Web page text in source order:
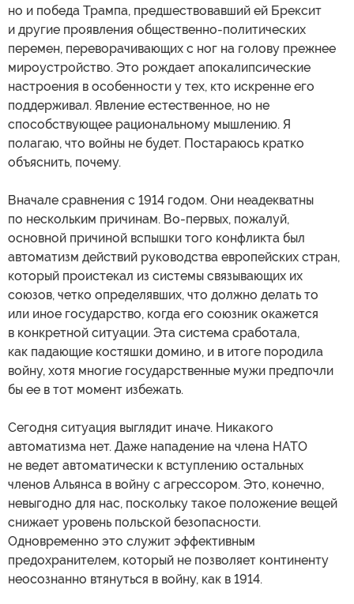
но и победа Трампа, предшествовавший ей Брексит
и другие проявления общественно-политических
перемен, переворачивающих с ног на голову прежнее
мироустройство. Это рождает апокалипсические
настроения в особенности у тех, кто искренне его
поддерживал. Явление естественное, но не
способствующее рациональному мышлению. Я
полагаю, что войны не будет. Постараюсь кратко
объяснить, почему.
Вначале сравнения с 1914 годом. Они неадекватны
по нескольким причинам. Во-первых, пожалуй,
основной причиной вспышки того конфликта был
автоматизм действий руководства европейских стран,
который проистекал из системы связывающих их
союзов, четко определявших, что должно делать то
или иное государство, когда его союзник окажется
в конкретной ситуации. Эта система сработала,
как падающие костяшки домино, и в итоге породила
войну, хотя многие государственные мужи предпочли
бы ее в тот момент избежать.
Сегодня ситуация выглядит иначе. Никакого
автоматизма нет. Даже нападение на члена НАТО
не ведет автоматически к вступлению остальных
членов Альянса в войну с агрессором. Это, конечно,
невыгодно для нас, поскольку такое положение вещей
снижает уровень польской безопасности.
Одновременно это служит эффективным
предохранителем, который не позволяет континенту
неосознанно втянуться в войну, как в 1914.